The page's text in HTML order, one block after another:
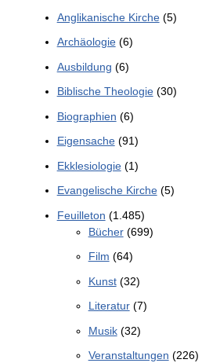
Anglikanische Kirche(5)
Archäologie(6)
Ausbildung (6)
Biblische Theologie(30)
Biographien (6)
Eigensache(91)
Ekklesiologie(1)
Evangelische Kirche(5)
Feuilleton (1.485)
Bücher(699)
Film (64)
Kunst(32)
Literatur(7)
Musik(32)
Veranstaltungen (226)